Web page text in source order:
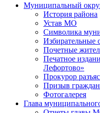
Муниципальный
История района
Устав МО
Символика
Избирательные
Почетные
Печатное
Лефортово»
Прокурор
Призыв
Фотогалерея
Глава